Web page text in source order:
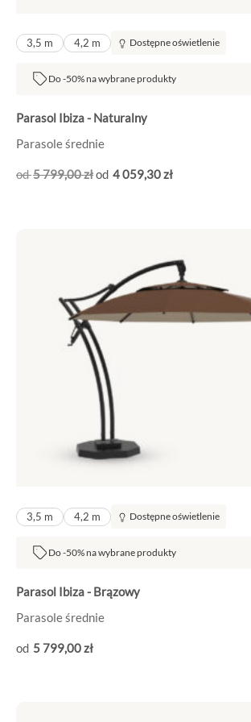
3,5 m 4,2 m Dostępne oświetlenie
Do -50% na wybrane produkty
Parasol Ibiza - Naturalny
Parasole średnie
5 799,00zł 4 059,30zł
3,5 m 4,2 m Dostępne oświetlenie
Do -50% na wybrane produkty
Parasol Ibiza - Brązowy
Parasole średnie
5 799,00zł